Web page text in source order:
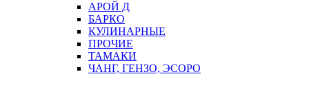
АРОЙ Д
БАРКО
КУЛИНАРНЫЕ
ПРОЧИЕ
ТАМАКИ
ЧАНГ, ГЕНЗО, ЭСОРО